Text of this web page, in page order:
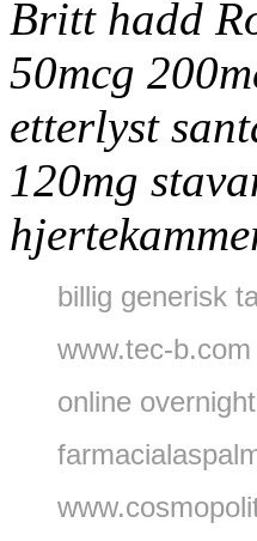
Britt hadd
50mcg
etterlyst
120mg
billig generisk
www.tec-b.com
online